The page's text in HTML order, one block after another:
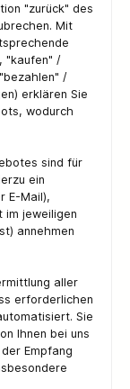
"zurück" des
Mit
"kaufen" /
/
erklären Sie
wodurch
sind für
ein
E-Mail),
im jeweiligen
annehmen
aller
erforderlichen
Sie
Ihnen bei uns
Empfang